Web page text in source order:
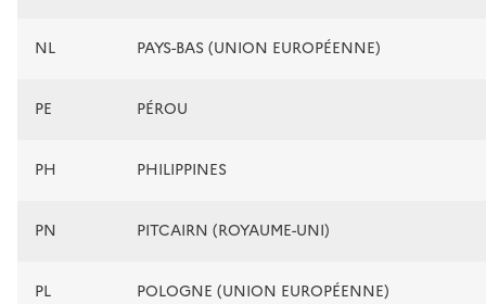
NL PAYS-BAS (UNION EUROPÉENNE)
PE PÉROU
PH PHILIPPINES
PN PITCAIRN (ROYAUME-UNI)
PL POLOGNE (UNION EUROPÉENNE)